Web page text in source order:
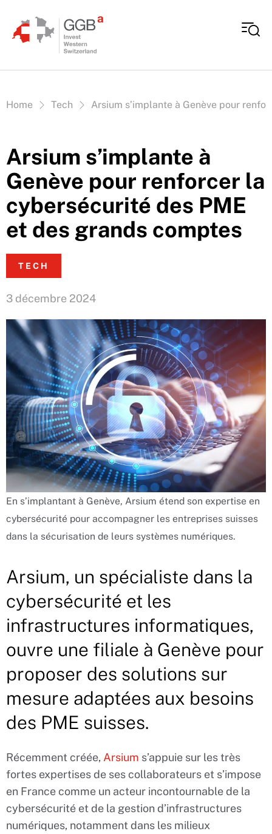
Vous êtes ici:
Home Tech Arsium s’implante à Genève pour
Arsium s’implante à
Genève pour renforcer la
cybersécurité des PME
et des grands comptes
TECH
3 décembre 2024
En s’implantant à Genève, Arsium étend son expertise en
cybersécurité pour accompagner les entreprises suisses
dans la sécurisation de leurs systèmes numériques.
Arsium, un spécialiste dans la
cybersécurité et les
infrastructures informatiques,
ouvre une filiale à Genève pour
proposer des solutions sur
mesure adaptées aux besoins
des PME suisses.
Récemment créée, Arsium s’appuie sur les très
fortes expertises de ses collaborateurs et s’impose
en France comme un acteur incontournable de la
cybersécurité et de la gestion d’infrastructures
numériques, notamment dans les milieux